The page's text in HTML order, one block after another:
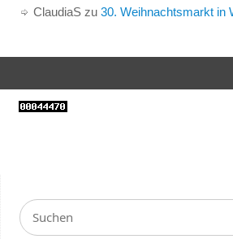
ClaudiaSzu 30. Weihnachtsmarkt in